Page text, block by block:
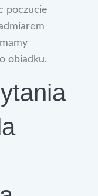
poczucie
obiadku.